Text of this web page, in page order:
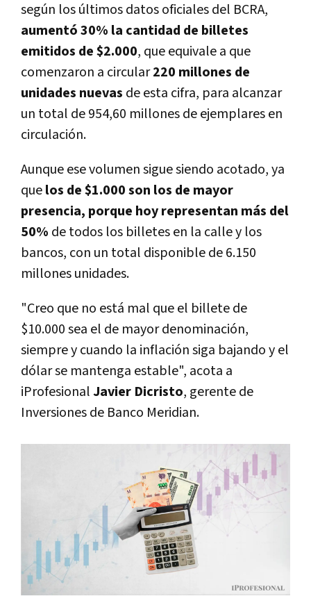
según los últimos datos oficiales del BCRA,
aumentó 30% la cantidad de billetes
emitidos de $2.000, que equivale a que
comenzaron a circular220 millones de
unidades nuevas de esta cifra, para alcanzar
un total de 954,60 millones de ejemplares en
circulación.
Aunque ese volumen sigue siendo acotado, ya
quelos de $1.000 son los de mayor
presencia, porque hoy representan más del
50% de todos los billetes en la calle y los
bancos, con un total disponible de 6.150
millones unidades.
"Creo que no está mal que el billete de
$10.000 sea el de mayor denominación,
siempre y cuando la inflación siga bajando y el
dólar se mantenga estable", acota a
iProfesionalJavier Dicristo, gerente de
Inversiones de Banco Meridian.